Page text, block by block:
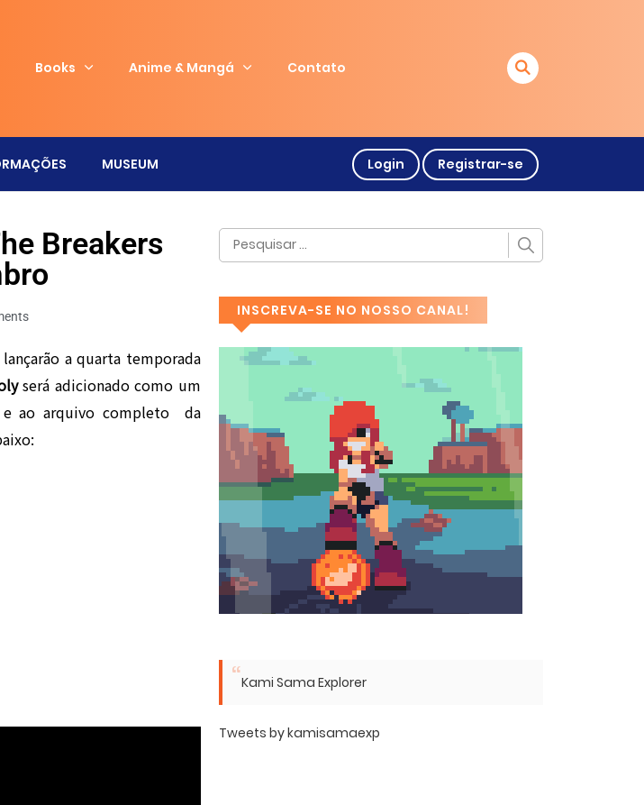
Books Anime & Mangá Contato
MUSEUM Login Registrar-se
Breakers
a quarta temporada
será adicionado como um
ao arquivo completo da
INSCREVA-SE NO NOSSO CANAL!
Kami Sama Explorer
Tweets by kamisamaexp